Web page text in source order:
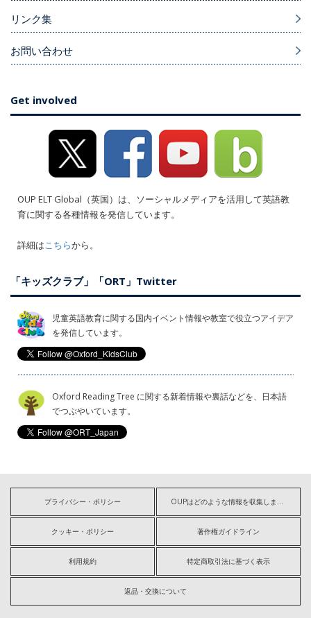
リンク集
お問い合わせ
Get involved
OUP ELT Global（英国）は、ソーシャルメディアを活用して英語教
育に関する各種情報を発信しています。
詳細はこちらから。
「キッズクラブ」「ORT」Twitter
児童英語教育に関する国内イベント情報や教室で役立つアイデア
を発信しています。
Oxford Reading Tree に関する新着情報や裏話などを、日本語
でつぶやいています。
プライバシー・ポリシー OUPはどのような情報を収集しますか?
クッキー・ポリシー 著作権ガイドライン
利用規約 特定商取引法に基づく表示
返品・交換について